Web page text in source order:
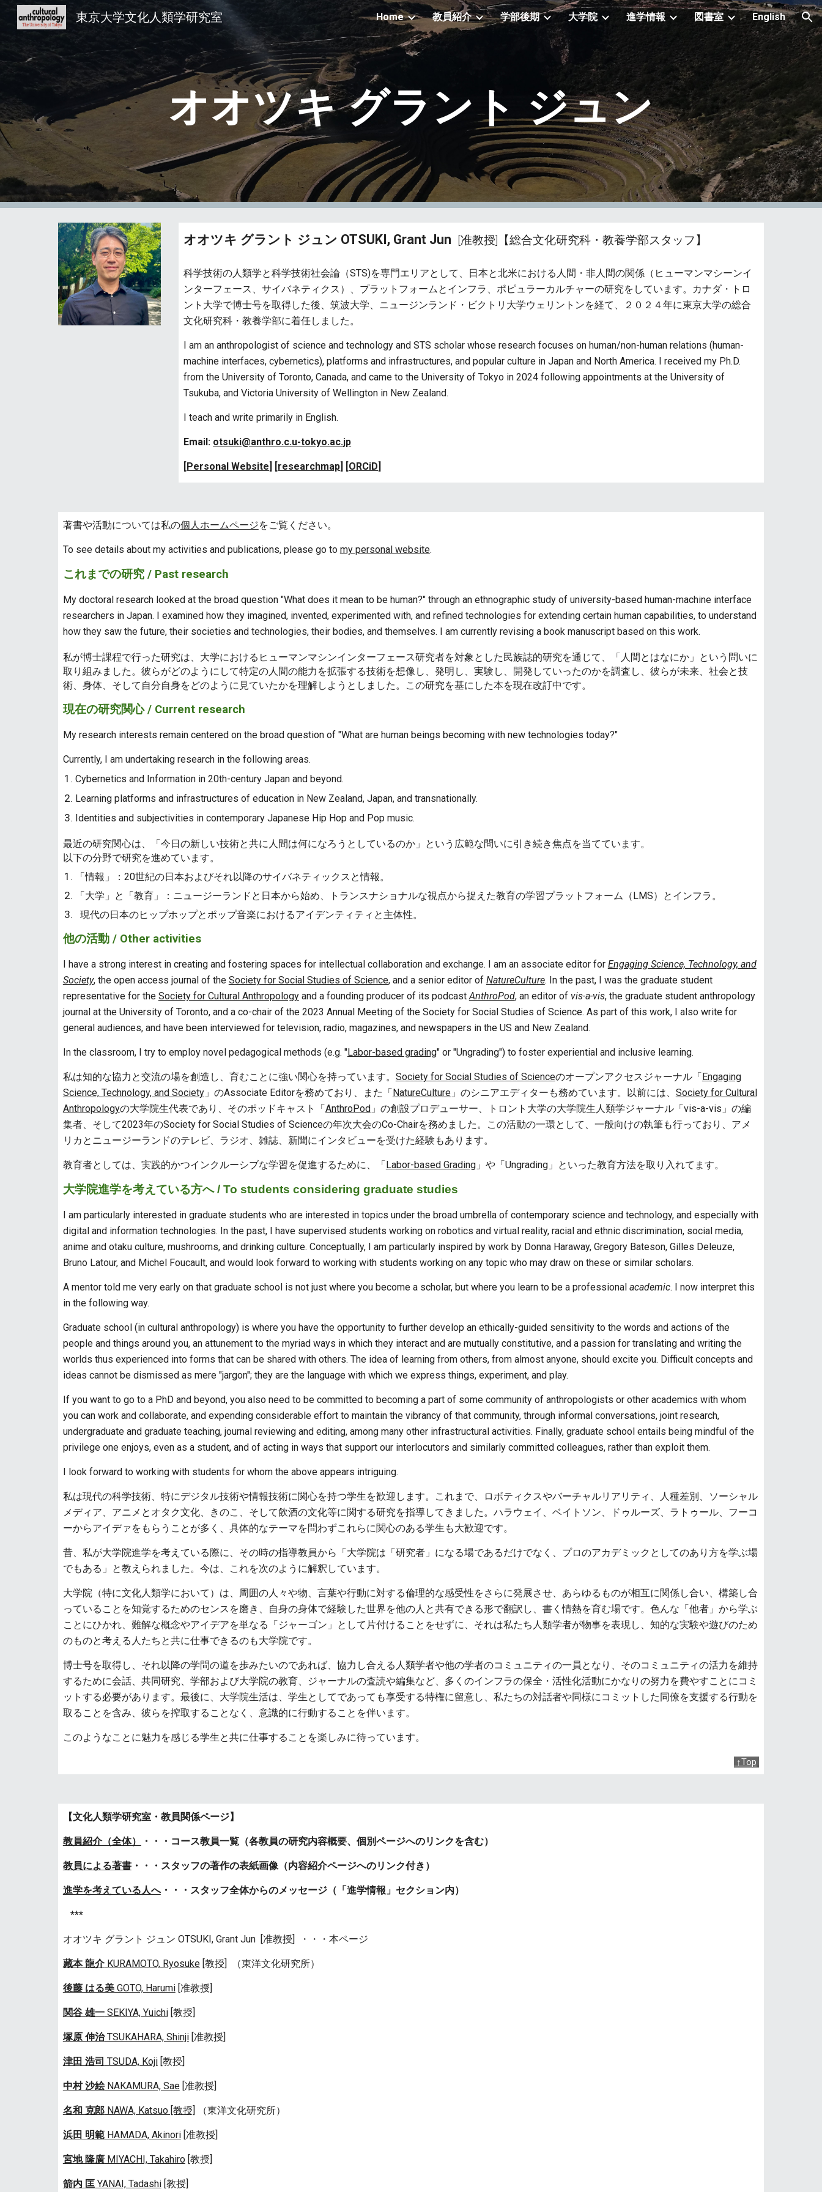
Skip to main content Skip to navigation
東京大学文化人類学研究室 Home 教員紹介 学部後期 大学院 進学情報 図書室 English
オオツキ グラント ジュン
オオツキ グラント ジュン OTSUKI, Grant Jun [准教授] 【総合文化研究科・教養学部スタッフ】
科学技術の人類学と科学技術社会論（STS)を専門エリアとして、日本と北米における人間・非人間の関係（ヒューマンマシーンイ
ンターフェース、サイバネティクス）、プラットフォームとインフラ、ポピュラーカルチャーの研究をしています。カナダ・トロ
ント大学で博士号を取得した後、筑波大学、ニュージンランド・ビクトリ大学ウェリントンを経て、２０２４年に東京大学の総合
文化研究科・教養学部に着任しました。
I am an anthropologist of science and technology and STS scholar whose research focuses on human/non-human relations (human-
machine interfaces, cybernetics), platforms and infrastructures, and popular culture in Japan and North America. I received my Ph.D.
from the University of Toronto, Canada, and came to the University of Tokyo in 2024 following appointments at the University of
Tsukuba, and Victoria University of Wellington in New Zealand.
I teach and write primarily in English.
Email: otsuki@anthro.c.u-tokyo.ac.jp
[Personal Website] [researchmap] [ORCiD]
著書や活動については私の個人ホームページをご覧ください。
To see details about my activities and publications, please go to my personal website.
これまでの研究 / Past research
My doctoral research looked at the broad question "What does it mean to be human?" through an ethnographic study of university-based human-machine interface
researchers in Japan. I examined how they imagined, invented, experimented with, and refined technologies for extending certain human capabilities, to understand
how they saw the future, their societies and technologies, their bodies, and themselves. I am currently revising a book manuscript based on this work.
私が博士課程で行った研究は、大学におけるヒューマンマシンインターフェース研究者を対象とした民族誌的研究を通じて、「人間とはなにか」という問いに
取り組みました。彼らがどのようにして特定の人間の能力を拡張する技術を想像し、発明し、実験し、開発していったのかを調査し、彼らが未来、社会と技
術、身体、そして自分自身をどのように見ていたかを理解しようとしました。この研究を基にした本を現在改訂中です。
現在の研究関心 / Current research
My research interests remain centered on the broad question of "What are human beings becoming with new technologies today?"
Currently, I am undertaking research in the following areas.
Cybernetics and Information in 20th-century Japan and beyond.
Learning platforms and infrastructures of education in New Zealand, Japan, and transnationally.
Identities and subjectivities in contemporary Japanese Hip Hop and Pop music.
最近の研究関心は、「今日の新しい技術と共に人間は何になろうとしているのか」という広範な問いに引き続き焦点を当てています。
以下の分野で研究を進めています。
「情報」：20世紀の日本およびそれ以降のサイバネティックスと情報。
「大学」と「教育」：ニュージーランドと日本から始め、トランスナショナルな視点から捉えた教育の学習プラットフォーム（LMS）とインフラ。
現代の日本のヒップホップとポップ音楽におけるアイデンティティと主体性。
他の活動 / Other activities
I have a strong interest in creating and fostering spaces for intellectual collaboration and exchange. I am an associate editor for Engaging Science, Technology, and
Society, the open access journal of the Society for Social Studies of Science, and a senior editor of NatureCulture. In the past, I was the graduate student
representative for the Society for Cultural Anthropologyand a founding producer of its podcastAnthroPod, an editor of vis-a-vis, the graduate student anthropology
journal at the University of Toronto, and a co-chair of the 2023 Annual Meeting of the Society for Social Studies of Science. As part of this work, I also write for
general audiences, and have been interviewed for television, radio, magazines, and newspapers in the US and New Zealand.
In the classroom, I try to employ novel pedagogical methods (e.g. "Labor-based grading" or "Ungrading") to foster experiential and inclusive learning.
私は知的な協力と交流の場を創造し、育むことに強い関心を持っています。 Society for Social Studies of Scienceのオープンアクセスジャーナル「Engaging
Science, Technology, and Society」のAssociate Editorを務めており、また「NatureCulture」のシニアエディターも務めています。以前には、 Society for Cultural
Anthropologyの大学院生代表であり、そのポッドキャスト「AnthroPod」の創設プロデューサー、トロント大学の大学院生人類学ジャーナル「vis-a-vis」の編
集者、そして2023年のSociety for Social Studies of Scienceの年次大会のCo-Chairを務めました。この活動の一環として、一般向けの執筆も行っており、アメ
リカとニュージーランドのテレビ、ラジオ、雑誌、新聞にインタビューを受けた経験もあります。
教育者としては、実践的かつインクルーシブな学習を促進するために、「Labor-based Grading」や「Ungrading」といった教育方法を取り入れてます。
大学院進学を考えている方へ / To students considering graduate studies
I am particularly interested in graduate students who are interested in topics under the broad umbrella of contemporary science and technology, and especially with
digital and information technologies. In the past, I have supervised students working on robotics and virtual reality, racial and ethnic discrimination, social media,
anime and otaku culture, mushrooms, and drinking culture. Conceptually, I am particularly inspired by work by Donna Haraway, Gregory Bateson, Gilles Deleuze,
Bruno Latour, and Michel Foucault, and would look forward to working with students working on any topic who may draw on these or similar scholars.
A mentor told me very early on that graduate school is not just where you become a scholar, but where you learn to be a professional academic. I now interpret this
in the following way.
Graduate school (in cultural anthropology) is where you have the opportunity to further develop an ethically-guided sensitivity to the words and actions of the
people and things around you, an attunement to the myriad ways in which they interact and are mutually constitutive, and a passion for translating and writing the
worlds thus experienced into forms that can be shared with others. The idea of learning from others, from almost anyone, should excite you. Difficult concepts and
ideas cannot be dismissed as mere "jargon"; they are the language with which we express things, experiment, and play.
If you want to go to a PhD and beyond, you also need to be committed to becoming a part of some community of anthropologists or other academics with whom
you can work and collaborate, and expending considerable effort to maintain the vibrancy of that community, through informal conversations, joint research,
undergraduate and graduate teaching, journal reviewing and editing, among many other infrastructural activities. Finally, graduate school entails being mindful of the
privilege one enjoys, even as a student, and of acting in ways that support our interlocutors and similarly committed colleagues, rather than exploit them.
I look forward to working with students for whom the above appears intriguing.
私は現代の科学技術、特にデジタル技術や情報技術に関心を持つ学生を歓迎します。これまで、ロボティクスやバーチャルリアリティ、人種差別、ソーシャル
メディア、アニメとオタク文化、きのこ、そして飲酒の文化等に関する研究を指導してきました。ハラウェイ、ベイトソン、ドゥルーズ、ラトゥール、フーコ
ーからアイデァをもらうことが多く、具体的なテーマを問わずこれらに関心のある学生も大歓迎です。
昔、私が大学院進学を考えている際に、その時の指導教員から「大学院は「研究者」になる場であるだけでなく、プロのアカデミックとしてのあり方を学ぶ場
でもある」と教えられました。今は、これを次のように解釈しています。
大学院（特に文化人類学において）は、周囲の人々や物、言葉や行動に対する倫理的な感受性をさらに発展させ、あらゆるものが相互に関係し合い、構築し合
っていることを知覚するためのセンスを磨き、自身の身体で経験した世界を他の人と共有できる形で翻訳し、書く情熱を育む場です。色んな「他者」から学ぶ
ことにひかれ、難解な概念やアイデアを単なる「ジャーゴン」として片付けることをせずに、それは私たち人類学者が物事を表現し、知的な実験や遊びのため
のものと考える人たちと共に仕事できるのも大学院です。
博士号を取得し、それ以降の学問の道を歩みたいのであれば、協力し合える人類学者や他の学者のコミュニティの一員となり、そのコミュニティの活力を維持
するために会話、共同研究、学部および大学院の教育、ジャーナルの査読や編集など、多くのインフラの保全・活性化活動にかなりの努力を費やすことにコミ
ットする必要があります。最後に、大学院生活は、学生としてであっても享受する特権に留意し、私たちの対話者や同様にコミットした同僚を支援する行動を
取ることを含み、彼らを搾取することなく、意識的に行動することを伴います。
このようなことに魅力を感じる学生と共に仕事することを楽しみに待っています。
↑Top
【文化人類学研究室・教員関係ページ】
教員紹介（全体） ・・・コース教員一覧（各教員の研究内容概要、個別ページへのリンクを含む）
教員による著書・・・スタッフの著作の表紙画像（内容紹介ページへのリンク付き）
進学を考えている人へ・・・スタッフ全体からのメッセージ（「進学情報」セクション内）
***
オオツキ グラント ジュン OTSUKI, Grant Jun [准教授] ・・・本ページ
藏本 龍介KURAMOTO, Ryosuke[教授] （東洋文化研究所）
後藤 はる美GOTO, Harumi [准教授]
関谷 雄一SEKIYA, Yuichi[教授]
塚原 伸治TSUKAHARA, Shinji[准教授]
津田 浩司 TSUDA, Koji[教授]
中村 沙絵NAKAMURA, Sae[准教授]
名和 克郎NAWA, Katsuo [教授] （東洋文化研究所）
浜田 明範HAMADA, Akinori[准教授]
宮地 隆廣MIYACHI, Takahiro[教授]
箭内 匡YANAI, Tadashi[教授]